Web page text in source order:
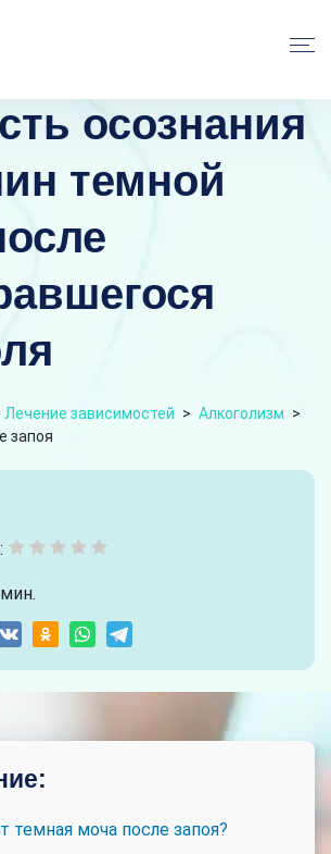
осознания
темной
Лечение зависимостей > Алкоголизм >
запоя
темная моча после запоя?